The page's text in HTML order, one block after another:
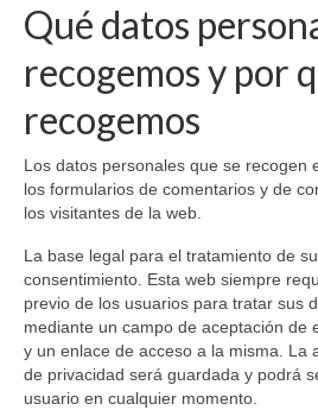
Qué datos
recogemos y por
recogemos
Los datos personales que se recogen
los formularios de comentarios y de
los visitantes de la web.
La base legal para el tratamiento de
consentimiento. Esta web siempre
previo de los usuarios para tratar sus
mediante un campo de aceptación de
y un enlace de acceso a la misma. La
de privacidad será guardada y podrá
usuario en cualquier momento.